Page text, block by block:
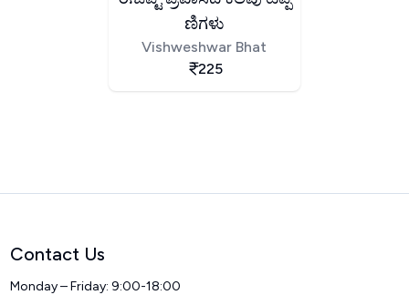
ಣಿಗಳು
Vishweshwar Bhat
225
Contact Us
Monday – Friday: 9:00-18:00